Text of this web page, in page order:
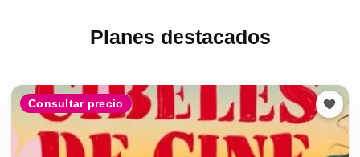
Planes destacados
Consultar precio